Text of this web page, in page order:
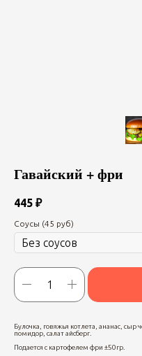
Гавайский + фри
445 ₽
Соусы (45 руб)
Булочка, говяжья котлета, ананас,
помидор, салат айсберг.
Подается с картофелем фри ±50гр.